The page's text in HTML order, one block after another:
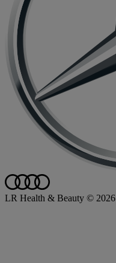
LR Health & Beauty © 2026